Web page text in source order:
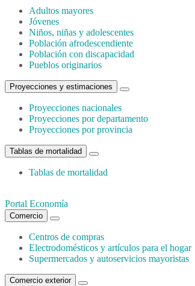
Adultos mayores
Jóvenes
Niños, niñas y adolescentes
Población afrodescendiente
Población con discapacidad
Pueblos originarios
Proyecciones y estimaciones
Proyecciones nacionales
Proyecciones por departamento
Proyecciones por provincia
Tablas de mortalidad
Tablas de mortalidad
Portal Economía
Comercio
Centros de compras
Electrodomésticos y artículos para el hogar
Supermercados y autoservicios mayoristas
Comercio exterior